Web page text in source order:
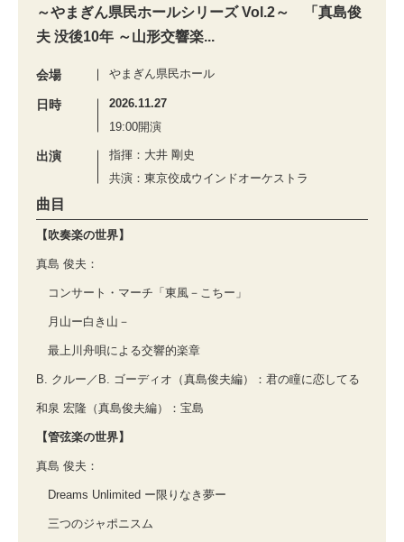
～やまぎん県民ホールシリーズ Vol.2～ 「真島俊
夫 没後10年 ～山形交響楽...
会場 やまぎん県民ホール
日時
2026.11.27
19:00開演
出演
指揮：大井 剛史
共演：東京佼成ウインドオーケストラ
曲目
【吹奏楽の世界】
真島 俊夫：
コンサート・マーチ「東風－こちー」
月山ー白き山－
最上川舟唄による交響的楽章
B. クルー／B. ゴーディオ（真島俊夫編）：君の瞳に恋してる
和泉 宏隆（真島俊夫編）：宝島
【管弦楽の世界】
真島 俊夫：
Dreams Unlimited ー限りなき夢ー
三つのジャポニスム